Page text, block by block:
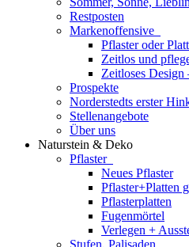
Restposten
Markenoffensive
Pflaster oder
Zeitlos und
Zeitloses
Prospekte
Norderstedts erster
Stellenangebote
Über uns
Naturstein & Deko
Pflaster
Neues Pflaster
Pflaster+Platten
Pflasterplatten
Fugenmörtel
Verlegen +
Stufen, Palisaden